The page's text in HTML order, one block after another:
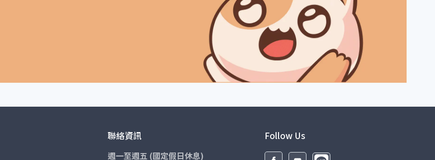
聯絡資訊
週一至週五 (國定假日休息)
Follow Us